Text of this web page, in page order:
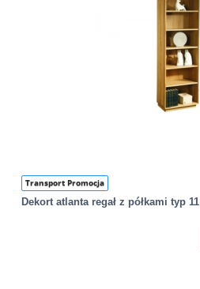
Transport Promocja
Dekort atlanta regał z półkami typ 11